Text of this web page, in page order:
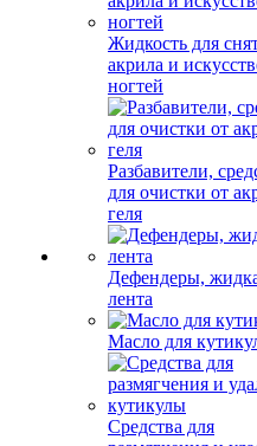
Жидкость для
акрила и
ногтей
Разбавители,
для очистки от
геля
Дефендеры,
лента
Масло для
Средства для